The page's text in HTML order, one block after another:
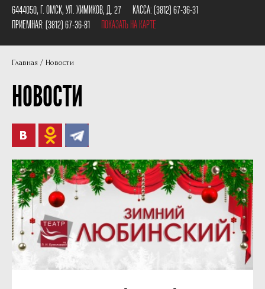
Пушкинская картаНаши партнеры
6444050, Г. ОМСК, УЛ. ХИМИКОВ, Д. 27 КАССА:(3812) 67-36-31
ПРИЕМНАЯ:(3812) 67-36-81 ПОКАЗАТЬ НА КАРТЕ
Главная Новости
НОВОСТИ